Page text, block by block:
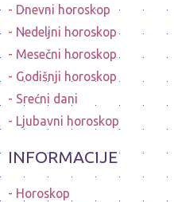
Dnevni horoskop
Nedeljni horoskop
Mesečni horoskop
Godišnji horoskop
Srećni dani
Ljubavni horoskop
INFORMACIJE
Horoskop